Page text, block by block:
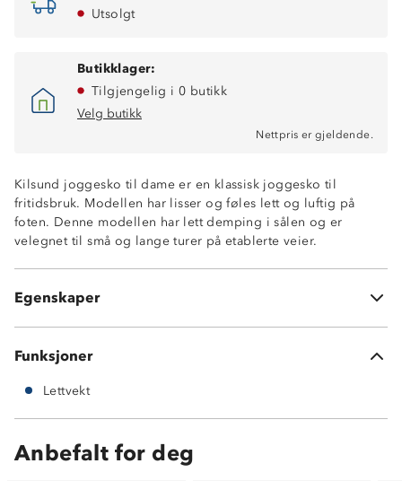
Utsolgt
Butikklager:
Tilgjengelig i 0 butikk
Velg butikk
Nettpris er gjeldende.
Kilsund joggesko til dame er en klassisk joggesko til
fritidsbruk. Modellen har lisser og føles lett og luftig på
foten. Denne modellen har lett demping i sålen og er
velegnet til små og lange turer på etablerte veier.
Egenskaper
Mellomsåle i Phylon med støtdempende egenskaper
Funksjoner
Lettvekt
Anbefalt for deg